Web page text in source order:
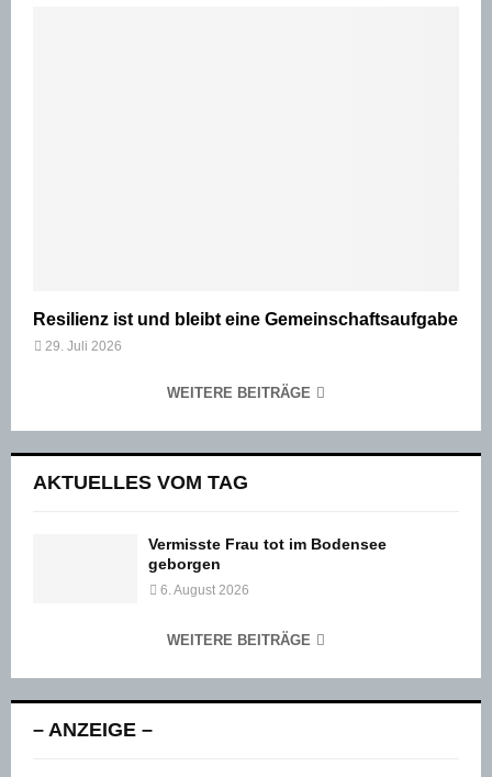
Resilienz ist und bleibt eine Gemeinschaftsaufgabe
29. Juli 2026
WEITERE BEITRÄGE
AKTUELLES VOM TAG
Vermisste Frau tot im Bodensee
geborgen
6. August 2026
WEITERE BEITRÄGE
– ANZEIGE –